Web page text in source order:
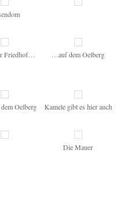
Friedhof… …auf dem Oelberg
Oelberg Kamele gibt es hier auch
Die Mauer